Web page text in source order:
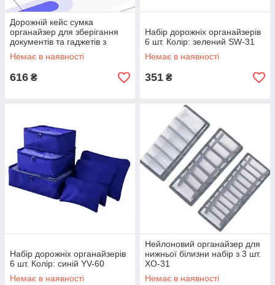
Дорожній кейс сумка
органайзер для зберігання
документів та гаджетів з
кодовим замком. Колір: сірий
QW-69
Немає в наявності
616 ₴
Набір дорожніх органайзерів
6 шт. Колір: зелений SW-31
Немає в наявності
351 ₴
Набір дорожніх органайзерів
6 шт. Колір: синій YV-60
Немає в наявності
Нейлоновий органайзер для
нижньої білизни набір з 3 шт.
XO-31
Немає в наявності